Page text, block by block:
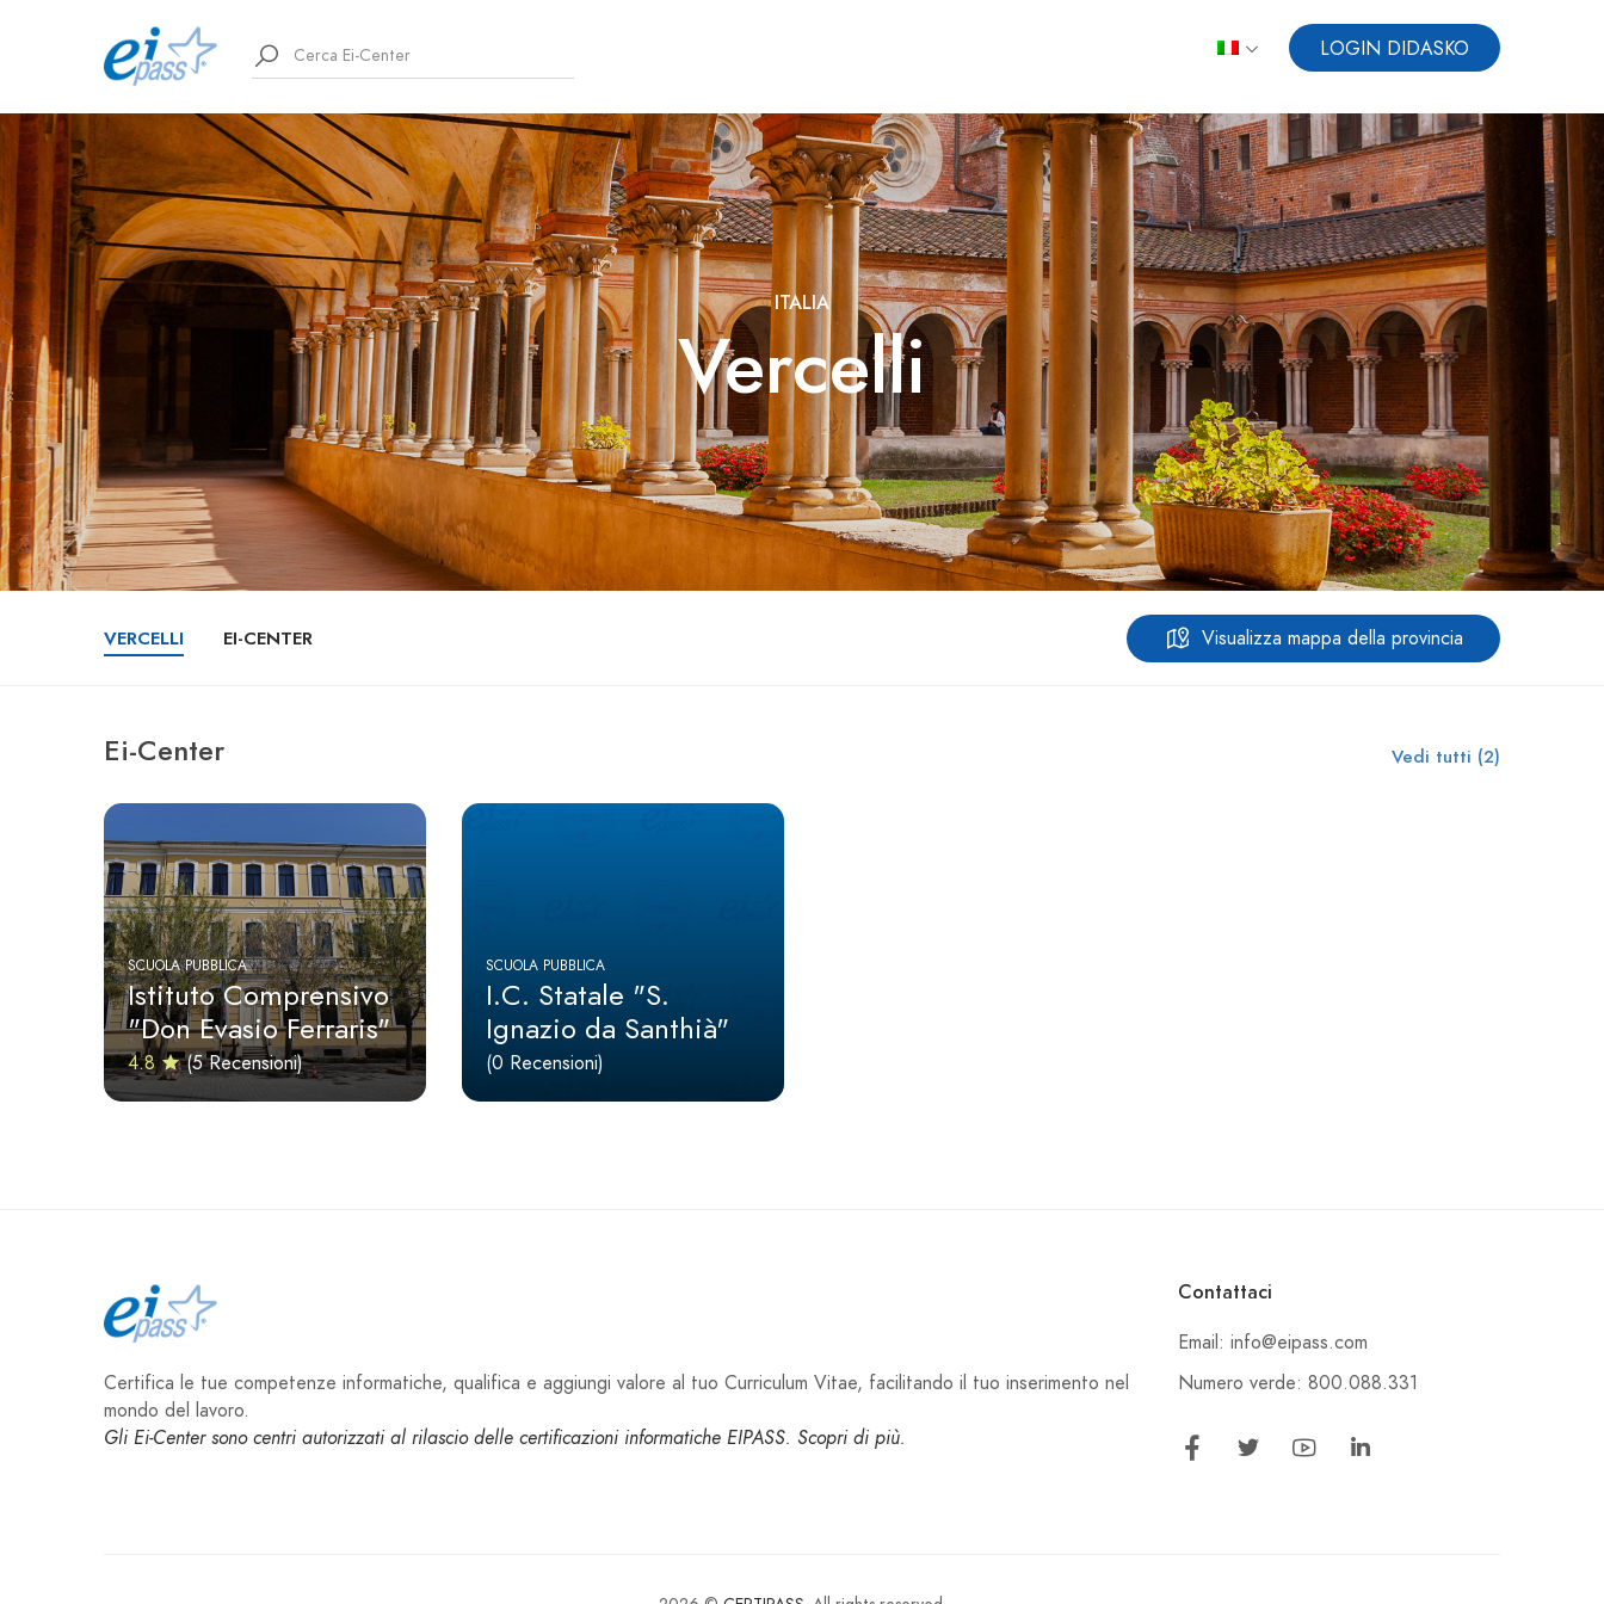
LOGIN DIDASKO
ITALIA
Vercelli
VERCELLI EI-CENTER Visualizza mappa della provincia
Ei-Center Vedi tutti (2)
SCUOLA PUBBLICA
Istituto Comprensivo
"Don Evasio Ferraris"
4.8 (5 Recensioni)
SCUOLA PUBBLICA
I.C. Statale "S.
Ignazio da Santhià"
(0 Recensioni)
Certifica le tue competenze informatiche, qualifica e aggiungi valore al tuo Curriculum Vitae, facilitando il tuo inserimento nel
mondo del lavoro.
Gli Ei-Center sono centri autorizzati al rilascio delle certificazioni informatiche EIPASS. Scopri di più.
Contattaci
Email: info@eipass.com
Numero verde: 800.088.331